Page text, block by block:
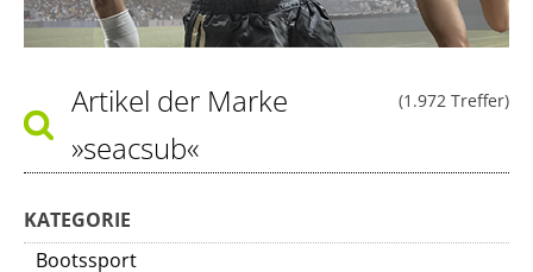
(1.972 Treffer)
Artikel der Marke
»seacsub«
KATEGORIE
Bootssport